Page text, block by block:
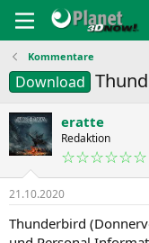
Kommentare
Download
eratte
Redaktion
☆☆☆☆☆☆
21.10.2020
Thunderbird